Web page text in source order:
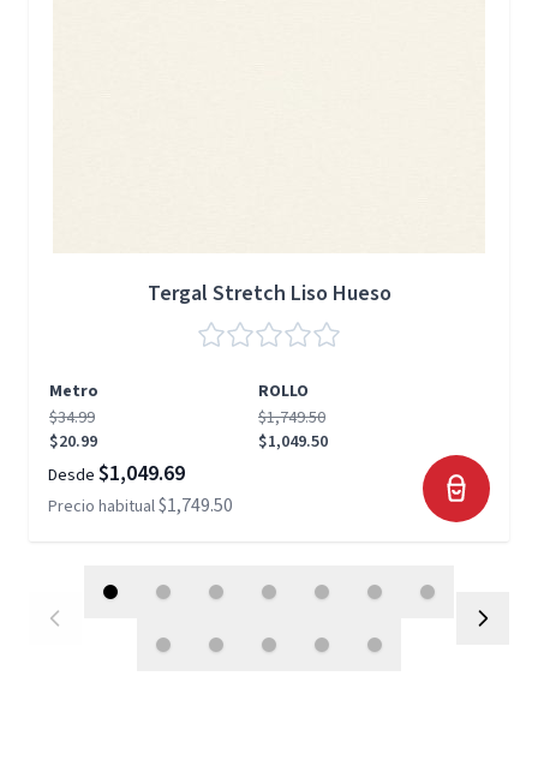
Tergal Stretch Liso Hueso
Metro
ROLLO
$34.99
$20.99
$1,749.50
$1,049.50
Desde $1,049.69
Precio habitual$1,749.50